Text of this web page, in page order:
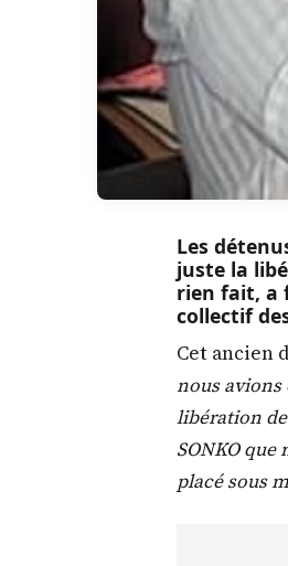
Les
juste la
rien fait, a
collectif
Cet ancien
nous avions
libération
SONKO
placé sous